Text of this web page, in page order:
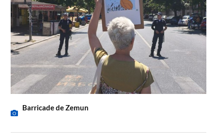
Barricade de Zemun